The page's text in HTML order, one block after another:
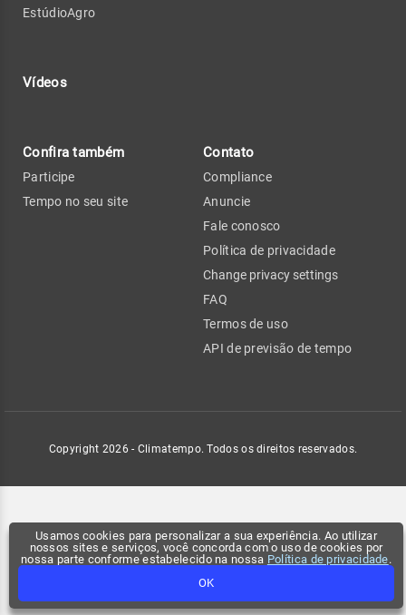
Usamos cookies para personalizar a sua experiência. Ao utilizar
nossos sites e serviços, você concorda com o uso de cookies por
nossa parte conforme estabelecido na nossa Política de privacidade.
OK
EstúdioAgro
Vídeos
Confira também
Participe
Tempo no seu site
Contato
Compliance
Anuncie
Fale conosco
Política de privacidade
Change privacy settings
FAQ
Termos de uso
API de previsão de tempo
Copyright 2026 - Climatempo. Todos os direitos reservados.